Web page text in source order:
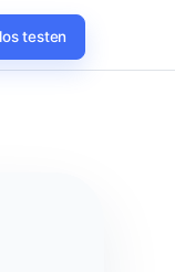
testen